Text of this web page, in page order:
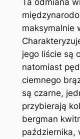
maksymalnie
jego liście są
natomiast
ciemnego
są czarne,
przybierają
bergman
października,